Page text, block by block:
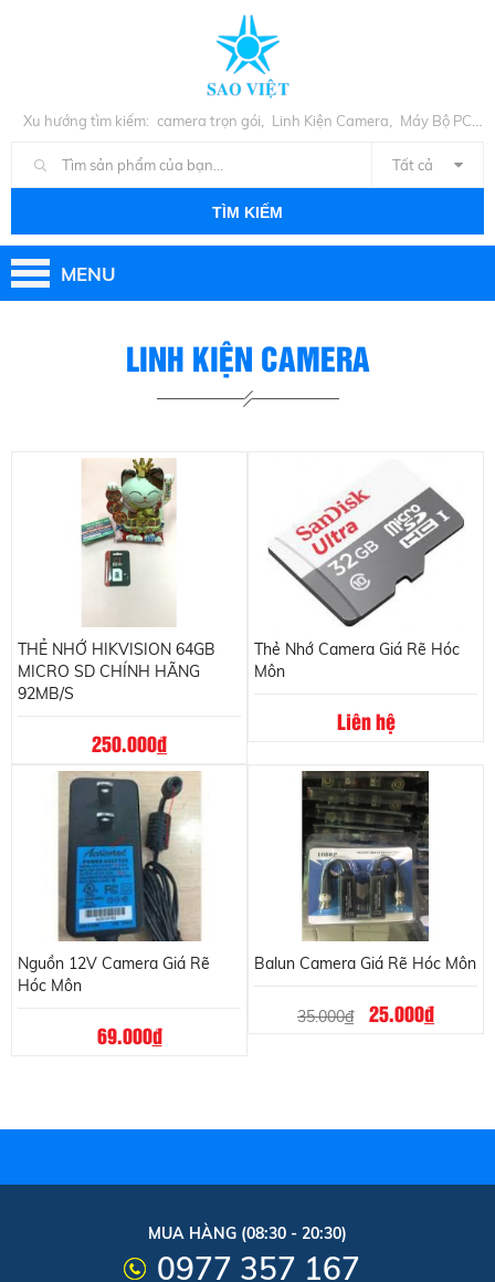
Xu hướng tìm kiếm: camera trọn gói, Linh Kiện Camera, Máy Bộ PC
Tất cả
TÌM KIẾM
MENU
LINH KIỆN CAMERA
THẺ NHỚ HIKVISION 64GB
MICRO SD CHÍNH HÃNG
92MB/S
250.000đ
Thẻ Nhớ Camera Giá Rẽ Hóc
Môn
Liên hệ
Nguồn 12V Camera Giá Rẽ
Hóc Môn
69.000đ
Balun Camera Giá Rẽ Hóc Môn
35.000đ 25.000đ
MUA HÀNG (08:30 - 20:30)
0977 357 167